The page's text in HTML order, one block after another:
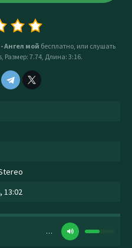
Ангел мой бесплатно, или слушать
Размер: 7.74, Длина: 3:16.
13:02
…